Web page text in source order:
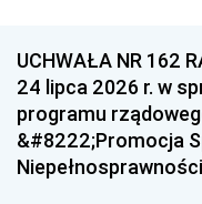
UCHWAŁA NR 162
24 lipca 2026 r. w
programu
&#8222;Promocja